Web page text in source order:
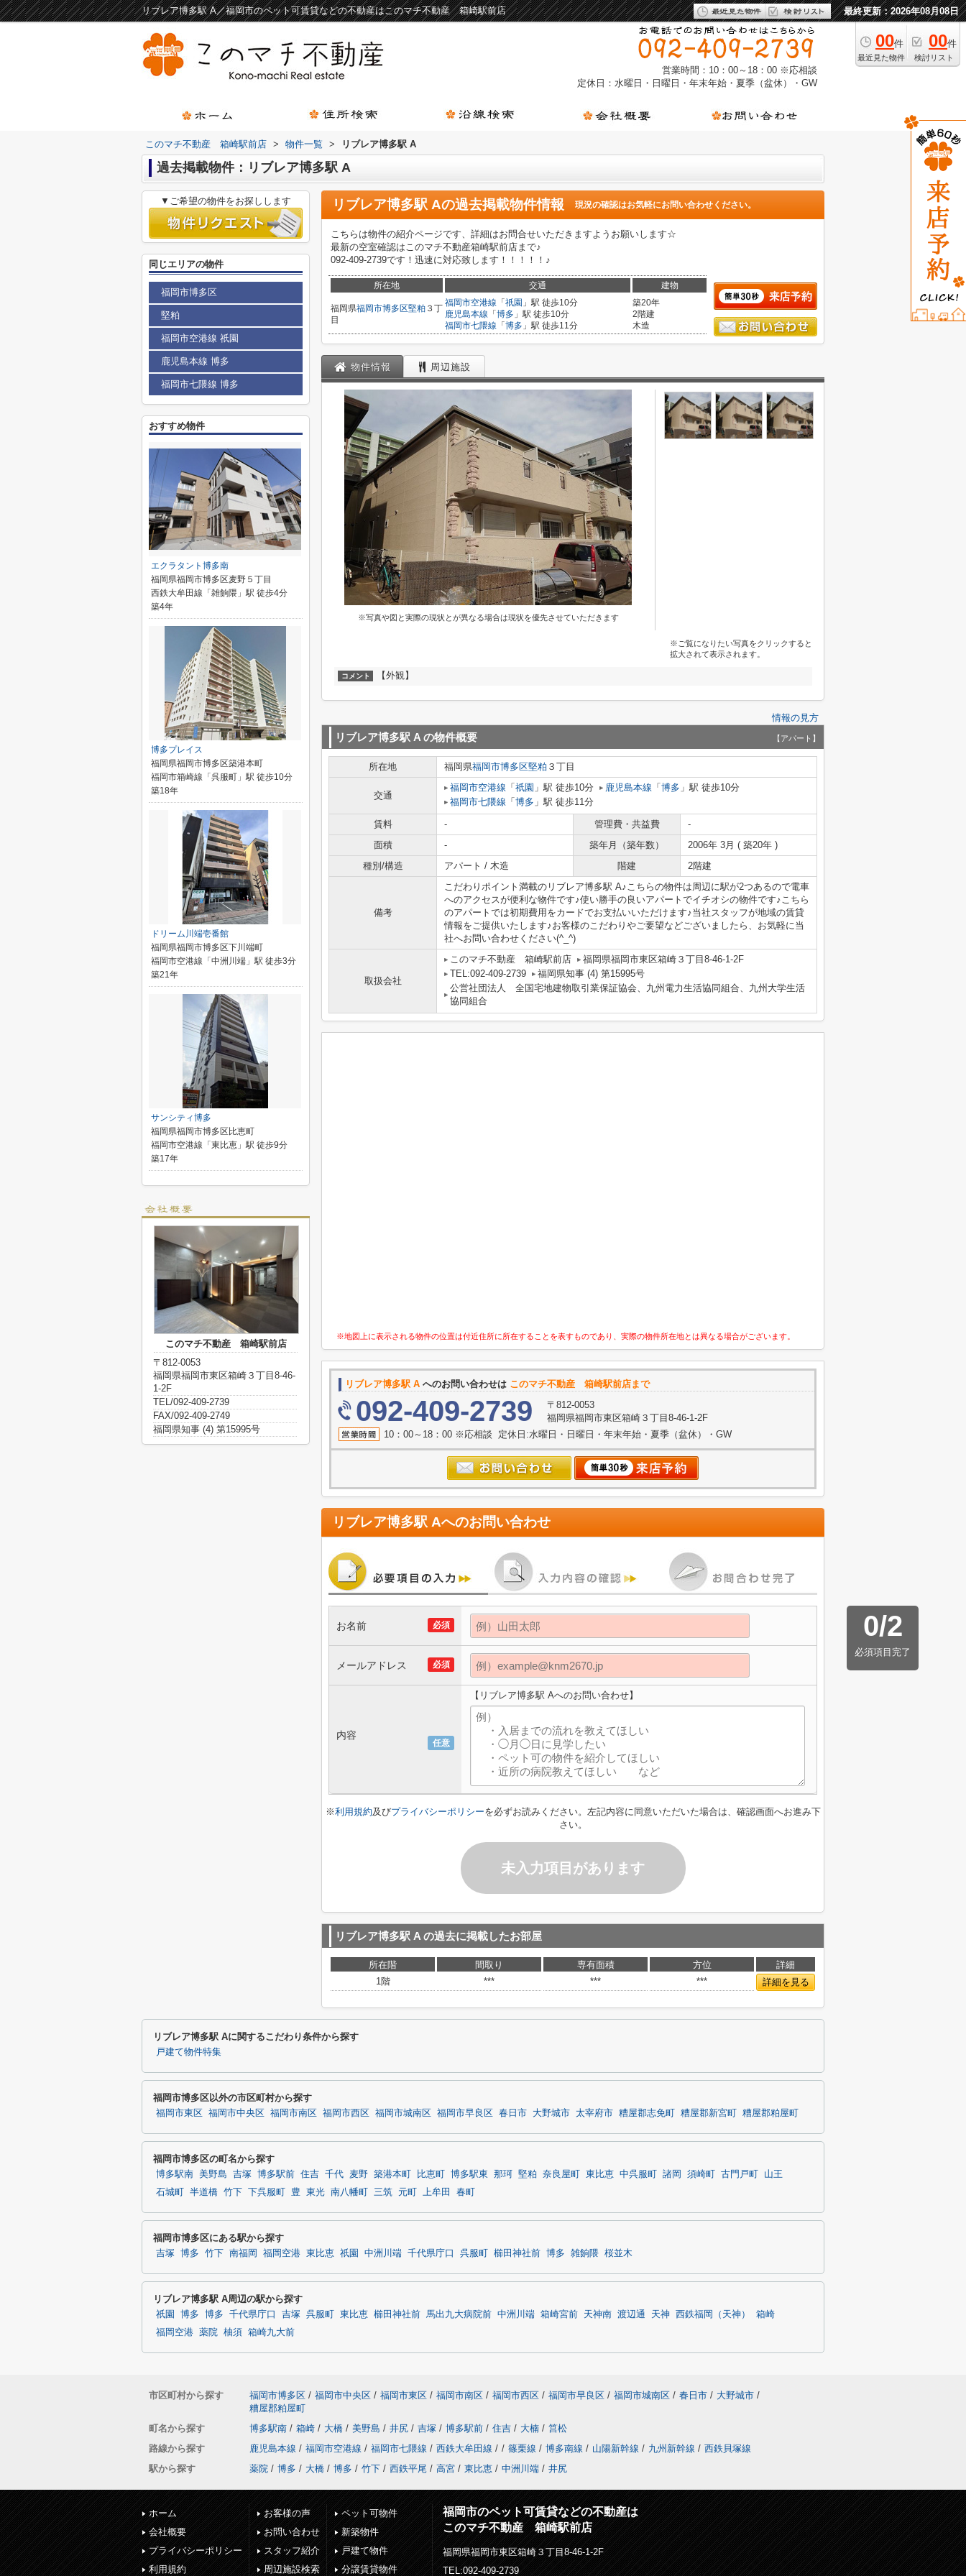
リブレア博多駅 A／福岡市のペット可賃貸などの不動産はこのマチ不動産 箱崎駅前店 最終更新：2026年08月08日
00件
最近見た物件
00件
検討リスト
営業時間：10：00～18：00 ※応相談
定休日：水曜日・日曜日・年末年始・夏季（盆休）・GW
このマチ不動産 箱崎駅前店 > 物件一覧 > リブレア博多駅 A
過去掲載物件：リブレア博多駅 A
リブレア博多駅 Aの過去掲載物件情報 現況の確認はお気軽にお問い合わせください。
こちらは物件の紹介ページです、詳細はお問合せいただきますようお願いします☆
最新の空室確認はこのマチ不動産箱崎駅前店まで♪
092-409-2739です！迅速に対応致します！！！！！♪
所在地 交通 建物
福岡県福岡市博多区堅粕 ３丁
目
福岡市空港線 「 祇園 」駅 徒歩10分
鹿児島本線 「 博多 」駅 徒歩10分
福岡市七隈線 「 博多 」駅 徒歩11分
築20年
2階建
木造
物件情報 周辺施設
※写真や図と実際の現状とが異なる場合は現状を優先させていただきます
※ご覧になりたい写真をクリックすると
拡大されて表示されます。
コメント 【外観】
情報の見方
リブレア博多駅 A の物件概要 【アパート】
所在地 福岡県福岡市博多区堅粕 ３丁目
交通
福岡市空港線 「 祇園 」駅 徒歩10分 鹿児島本線 「 博多 」駅 徒歩10分
福岡市七隈線 「 博多 」駅 徒歩11分
賃料 - 管理費・共益費
-
面積
- 築年月（築年数）
2006年 3月 ( 築20年 )
種別/構造
アパート / 木造 階建 2階建
備考
こだわりポイント満載のリブレア博多駅 A♪こちらの物件は周辺に駅が2つあるので電車
へのアクセスが便利な物件です♪使い勝手の良いアパートでイチオシの物件です♪こちら
のアパートでは初期費用をカードでお支払いいただけます♪当社スタッフが地域の賃貸
情報をご提供いたします♪お客様のこだわりやご要望などございましたら、お気軽に当
社へお問い合わせください(^_^)
取扱会社
このマチ不動産 箱崎駅前店
福岡県福岡市東区箱崎３丁目8-46-1-2F
TEL:092-409-2739
福岡県知事 (4) 第15995号
公営社団法人 全国宅地建物取引業保証協会、九州電力生活協同組合、九州大学生活
協同組合
※地図上に表示される物件の位置は付近住所に所在することを表すものであり、実際の物件所在地とは異なる場合がございます。
リブレア博多駅 A へのお問い合わせは このマチ不動産 箱崎駅前店まで
092-409-2739
〒812-0053
福岡県福岡市東区箱崎３丁目8-46-1-2F
10：00～18：00 ※応相談 定休日:水曜日・日曜日・年末年始・夏季（盆休）・GW
リブレア博多駅 Aへのお問い合わせ
0/2
必須項目完了
必須
お名前
必須
メールアドレス
任意
内容
【リブレア博多駅 Aへのお問い合わせ】
※利用規約及びプライバシーポリシーを必ずお読みください。左記内容に同意いただいた場合は、確認画面へお進み下
さい。
未入力項目があります
リブレア博多駅 A の過去に掲載したお部屋
所在階 間取り 専有面積 方位
詳細
1階
*** *** *** 詳細を見る
▼ご希望の物件をお探しします
同じエリアの物件
福岡市博多区
堅粕
福岡市空港線 祇園
鹿児島本線 博多
福岡市七隈線 博多
おすすめ物件
エクラタント博多南
福岡県福岡市博多区麦野５丁目
西鉄大牟田線「雑餉隈」駅 徒歩4分
築4年
博多プレイス
福岡県福岡市博多区築港本町
福岡市箱崎線「呉服町」駅 徒歩10分
築18年
ドリーム川端壱番館
福岡県福岡市博多区下川端町
福岡市空港線「中洲川端」駅 徒歩3分
築21年
サンシティ博多
福岡県福岡市博多区比恵町
福岡市空港線「東比恵」駅 徒歩9分
築17年
このマチ不動産 箱崎駅前店
〒812-0053
福岡県福岡市東区箱崎３丁目8-46-
1-2F
TEL/092-409-2739
FAX/092-409-2749
福岡県知事 (4) 第15995号
リブレア博多駅 Aに関するこだわり条件から探す
戸建て物件特集
福岡市博多区以外の市区町村から探す
福岡市東区 福岡市中央区 福岡市南区 福岡市西区 福岡市城南区 福岡市早良区 春日市 大野城市 太宰府市 糟屋郡志免町 糟屋郡新宮町 糟屋郡粕屋町
福岡市博多区の町名から探す
博多駅南 美野島 吉塚 博多駅前 住吉 千代 麦野 築港本町 比恵町 博多駅東 那珂 堅粕 奈良屋町 東比恵 中呉服町 諸岡 須崎町 古門戸町
山王
石城町
半道橋 竹下 下呉服町 豊 東光 南八幡町 三筑 元町 上牟田 春町
福岡市博多区にある駅から探す
吉塚 博多 竹下 南福岡 福岡空港 東比恵 祇園 中洲川端 千代県庁口 呉服町 櫛田神社前 博多 雑餉隈 桜並木
リブレア博多駅 A周辺の駅から探す
祇園 博多 博多 千代県庁口 吉塚 呉服町 東比恵 櫛田神社前 馬出九大病院前 中洲川端 箱崎宮前 天神南 渡辺通 天神 西鉄福岡（天神）
箱崎
福岡空港 薬院 柚須 箱崎九大前
市区町村から探す 福岡市博多区 / 福岡市中央区 / 福岡市東区 / 福岡市南区 / 福岡市西区 / 福岡市早良区 / 福岡市城南区 / 春日市 / 大野城市 /
糟屋郡粕屋町
町名から探す
博多駅南 / 箱崎 / 大橋 / 美野島 / 井尻 / 吉塚 / 博多駅前 / 住吉 / 大楠 / 筥松
路線から探す
鹿児島本線 / 福岡市空港線 / 福岡市七隈線 / 西鉄大牟田線 / / 篠栗線 / 博多南線 / 山陽新幹線 / 九州新幹線 / 西鉄貝塚線
駅から探す
薬院 / 博多 / 大橋 / 博多 / 竹下 / 西鉄平尾 / 高宮 / 東比恵 / 中洲川端 / 井尻
ホーム
会社概要
プライバシーポリシー
利用規約
お客様の声
お問い合わせ
スタッフ紹介
周辺施設検索
ペット可物件
新築物件
戸建て物件
分譲賃貸物件
福岡市のペット可賃貸などの不動産は
このマチ不動産 箱崎駅前店
福岡県福岡市東区箱崎３丁目8-46-1-2F
TEL:092-409-2739